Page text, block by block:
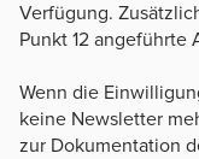
Verfügung.
Punkt 12 angeführte
Wenn die
keine Newsletter
zur Dokumentation